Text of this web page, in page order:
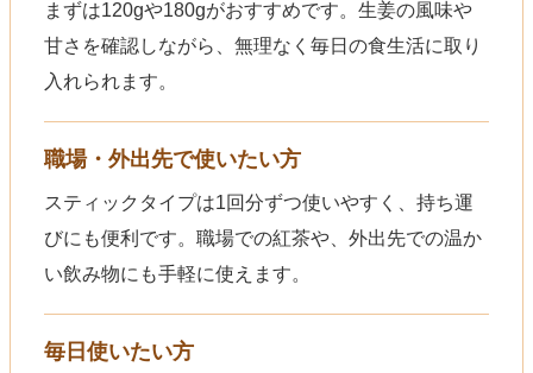
まずは120gや180gがおすすめです。生姜の風味や
甘さを確認しながら、無理なく毎日の食生活に取り
入れられます。
職場・外出先で使いたい方
スティックタイプは1回分ずつ使いやすく、持ち運
びにも便利です。職場での紅茶や、外出先での温か
い飲み物にも手軽に使えます。
毎日使いたい方